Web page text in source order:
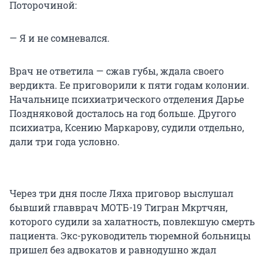
Поторочиной:
— Я и не сомневался.
Врач не ответила — сжав губы, ждала своего
вердикта. Ее приговорили к пяти годам колонии.
Начальнице психиатрического отделения Дарье
Поздняковой досталось на год больше. Другого
психиатра, Ксению Маркарову, судили отдельно,
дали три года условно.
Через три дня после Ляха приговор выслушал
бывший главврач МОТБ-19 Тигран Мкртчян,
которого судили за халатность, повлекшую смерть
пациента. Экс-руководитель тюремной больницы
пришел без адвокатов и равнодушно ждал